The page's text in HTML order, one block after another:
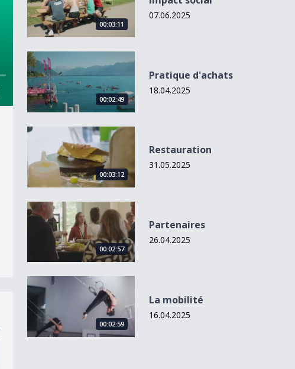
00:03:11
07.06.2025
Pratique d&#039;achats
00:02:49
Pratique d'achats
18.04.2025
Restauration
00:03:12
Restauration
31.05.2025
Partenaires
00:02:57
Partenaires
26.04.2025
La mobilité
00:02:59
La mobilité
16.04.2025